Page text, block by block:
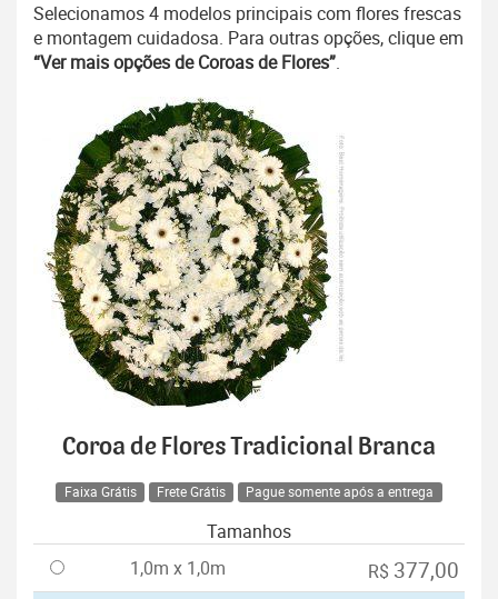
Selecionamos 4 modelos principais com flores frescas
e montagem cuidadosa. Para outras opções, clique em
“Ver mais opções de Coroas de Flores”.
Coroa de Flores Tradicional Branca
Faixa Grátis Frete Grátis Pague somente após a entrega
Tamanhos
1,0m x 1,0m
R$ 377,00